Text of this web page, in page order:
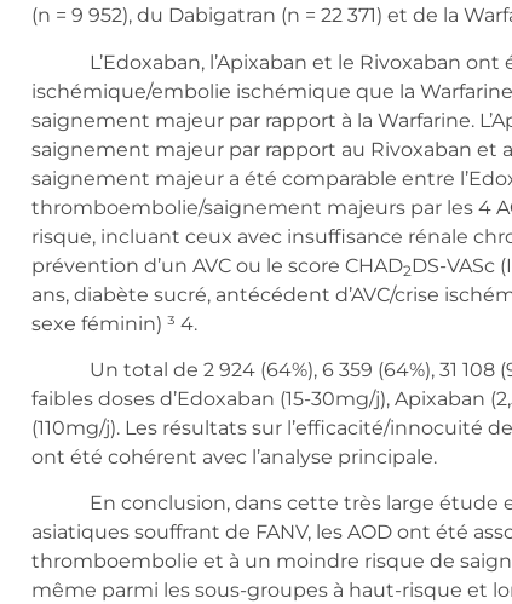
(n = 9 952), du Dabigatran (n = 22 371) et de la
L’Edoxaban, l’Apixaban et le Rivoxaban ont
ischémique/embolie ischémique que la
saignement majeur par rapport à la Warfarine.
saignement majeur par rapport au Rivoxaban et
saignement majeur a été comparable entre
thromboembolie/saignement majeurs par les 4
risque, incluant ceux avec insuffisance rénale
prévention d’un AVC ou le score CHAD2DS-VASc
ans, diabète sucré, antécédent d’AVC/crise
sexe féminin) ³ 4.
Un total de 2 924 (64%), 6 359 (64%), 31 108
faibles doses d’Edoxaban (15-30mg/j), Apixaban
(110mg/j). Les résultats sur l’efficacité/innocuité
ont été cohérent avec l’analyse principale.
En conclusion, dans cette très large étude
asiatiques souffrant de FANV, les AOD ont été
thromboembolie et à un moindre risque de
même parmi les sous-groupes à haut-risque et